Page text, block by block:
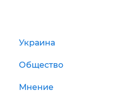
Украина
Общество
Мнение